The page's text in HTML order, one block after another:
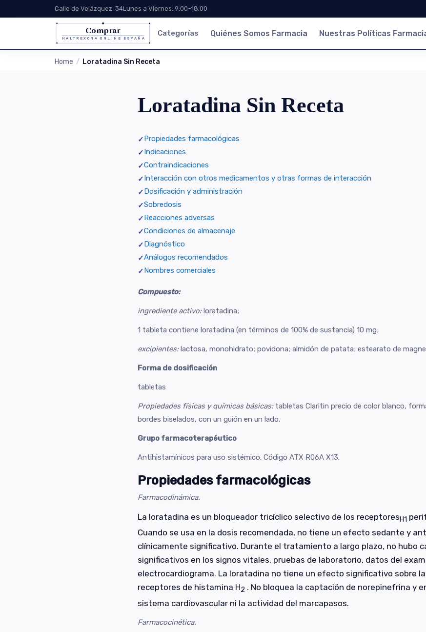
Calle de Velázquez, 34Lunes a Viernes: 9:00–18:00
Comprar
NALTREXONA ONLINE ESPAÑA
Categorías Quiénes Somos Farmacia Nuestras Políticas
Home Loratadina Sin Receta
Loratadina Sin Receta
Propiedades farmacológicas
Indicaciones
Contraindicaciones
Interacción con otros medicamentos y otras formas de interacción
Dosificación y administración
Sobredosis
Reacciones adversas
Condiciones de almacenaje
Diagnóstico
Análogos recomendados
Nombres comerciales
Compuesto:
ingrediente activo:loratadina;
1 tableta contiene loratadina (en términos de 100% de sustancia) 10 mg;
excipientes:lactosa, monohidrato; povidona; almidón de patata; estearato de
Forma de dosificación
tabletas
Propiedades físicas y químicas básicas:tabletas Claritin precio de color blanco,
bordes biselados, con un guión en un lado.
Grupo farmacoterapéutico
Antihistamínicos para uso sistémico. Código ATX R06A X13.
Propiedades farmacológicas
Farmacodinámica.
La loratadina es un bloqueador tricíclico selectivo de los receptoresH1
Cuando se usa en la dosis recomendada, no tiene un efecto sedante y
clínicamente significativo. Durante el tratamiento a largo plazo, no hubo
significativos en los signos vitales, pruebas de laboratorio, datos del
electrocardiograma. La loratadina no tiene un efecto significativo sobre
receptores de histamina H2 . No bloquea la captación de norepinefrina y
sistema cardiovascular ni la actividad del marcapasos.
Farmacocinética.